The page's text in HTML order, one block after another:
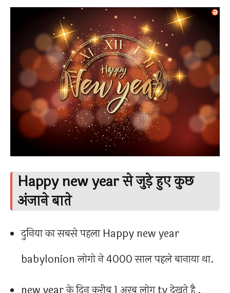
Happy new year से जुड़े हुए कुछ
अंजाने बाते
दुनिया का सबसे पहला Happy new year
babylonion लोगो ने 4000 साल पहले बानाया था.